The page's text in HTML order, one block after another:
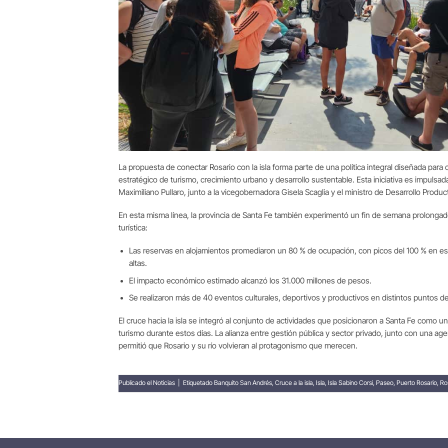
La propuesta de conectar Rosario con la isla forma parte de una política integral diseñada para
estratégico de turismo, crecimiento urbano y desarrollo sustentable. Esta iniciativa es
Maximiliano Pullaro, junto a la vicegobernadora Gisela Scaglia y el ministro de Desarrollo
En esta misma línea, la provincia de Santa Fe también experimentó un fin de semana
turística:
Las reservas en alojamientos promediaron un 80 % de ocupación, con picos del 100 % en
altas.
El impacto económico estimado alcanzó los 31.000 millones de pesos.
Se realizaron más de 40 eventos culturales, deportivos y productivos en distintos puntos
El cruce hacia la isla se integró al conjunto de actividades que posicionaron a Santa Fe como
turismo durante estos días. La alianza entre gestión pública y sector privado, junto con una
permitió que Rosario y su río volvieran al protagonismo que merecen.
Publicado el Noticias Etiquetado Banquito San Andrés, Cruce a la isla, Isla, Isla Sabino Corsi, Paseo, Puerto Rosario,